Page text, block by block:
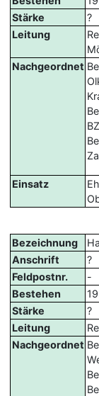
Stärke
?
Leitung
Nachgeordnet
Einsatz
Bezeichnung
Anschrift
?
Feldpostnr.
-
Bestehen
Stärke
?
Leitung
Nachgeordnet